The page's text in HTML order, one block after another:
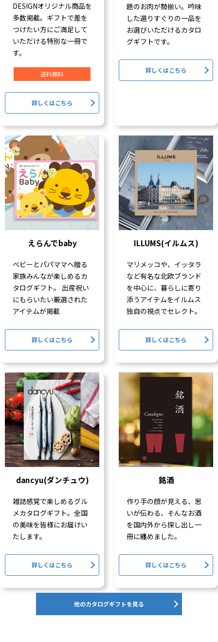
DESIGNオリジナル商品を
多数掲載。ギフトで差を
つけたい方にご満足して
いただける特別な一冊で
す。
送料無料
詳しくはこちら
題のお肉が勢揃い。吟味
した選りすぐりの一品を
お選びいただけるカタロ
グギフトです。
詳しくはこちら
えらんでbaby
ベビーとパパママへ贈る
家族みんなが楽しめるカ
タログギフト。 出産祝い
にもらいたい厳選された
アイテムが掲載
詳しくはこちら
ILLUMS(イルムス)
マリメッコや、イッタラ
など有名な北欧ブランド
を中心に、暮らしに寄り
添うアイテムをイルムス
独自の視点でセレクト。
詳しくはこちら
dancyu(ダンチュウ)
雑誌感覚で楽しめるグル
メカタログギフト。全国
の美味を皆様にお届けい
たします。
詳しくはこちら
銘酒
作り手の顔が見える、思
いが伝わる、そんなお酒
を国内外から探し出し一
冊に纏めました。
詳しくはこちら
他のカタログギフトを見る